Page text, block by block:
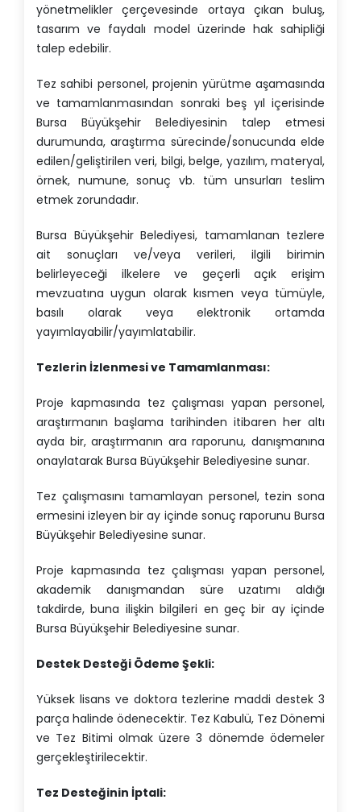
yönetmelikler çerçevesinde ortaya çıkan buluş,
tasarım ve faydalı model üzerinde hak sahipliği
talep edebilir.
Tez sahibi personel, projenin yürütme aşamasında
ve tamamlanmasından sonraki beş yıl içerisinde
Bursa Büyükşehir Belediyesinin talep etmesi
durumunda, araştırma sürecinde/sonucunda elde
edilen/geliştirilen veri, bilgi, belge, yazılım, materyal,
örnek, numune, sonuç vb. tüm unsurları teslim
etmek zorundadır.
Bursa Büyükşehir Belediyesi, tamamlanan tezlere
ait sonuçları ve/veya verileri, ilgili birimin
belirleyeceği ilkelere ve geçerli açık erişim
mevzuatına uygun olarak kısmen veya tümüyle,
basılı olarak veya elektronik ortamda
yayımlayabilir/yayımlatabilir.
Tezlerin İzlenmesi ve Tamamlanması:
Proje kapmasında tez çalışması yapan personel,
araştırmanın başlama tarihinden itibaren her altı
ayda bir, araştırmanın ara raporunu, danışmanına
onaylatarak Bursa Büyükşehir Belediyesine sunar.
Tez çalışmasını tamamlayan personel, tezin sona
ermesini izleyen bir ay içinde sonuç raporunu Bursa
Büyükşehir Belediyesine sunar.
Proje kapmasında tez çalışması yapan personel,
akademik danışmandan süre uzatımı aldığı
takdirde, buna ilişkin bilgileri en geç bir ay içinde
Bursa Büyükşehir Belediyesine sunar.
Destek Desteği Ödeme Şekli:
Yüksek lisans ve doktora tezlerine maddi destek 3
parça halinde ödenecektir. Tez Kabulü, Tez Dönemi
ve Tez Bitimi olmak üzere 3 dönemde ödemeler
gerçekleştirilecektir.
Tez Desteğinin İptali: